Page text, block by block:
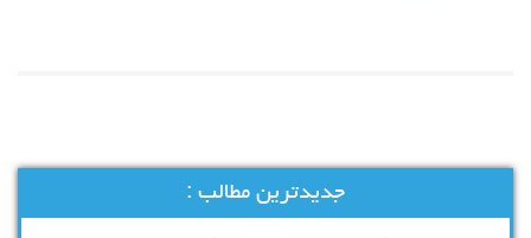
جدیدترین مطالب :